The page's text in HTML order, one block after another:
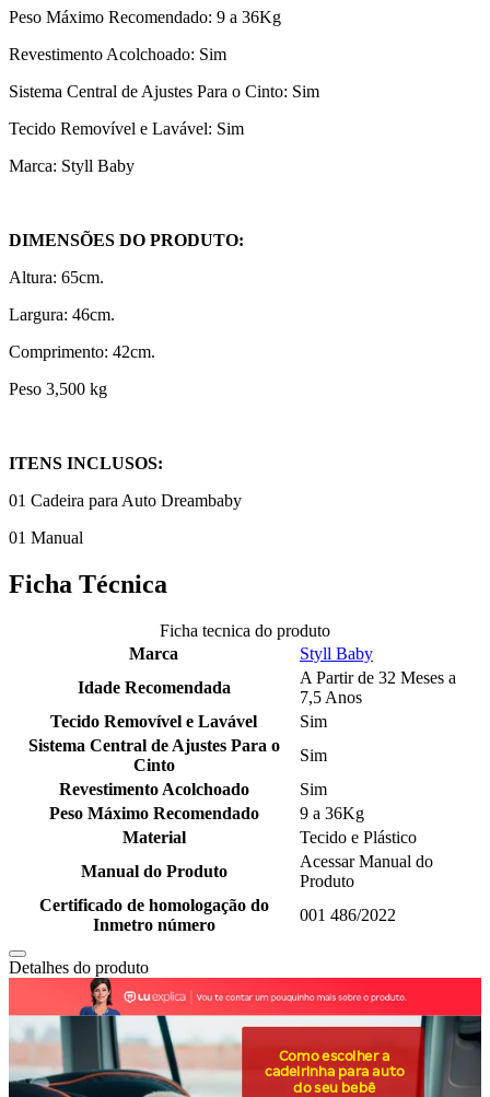
Peso Máximo Recomendado: 9 a 36Kg
Revestimento Acolchoado: Sim
Sistema Central de Ajustes Para o Cinto: Sim
Tecido Removível e Lavável: Sim
Marca: Styll Baby
DIMENSÕES DO PRODUTO:
Altura: 65cm.
Largura: 46cm.
Comprimento: 42cm.
Peso 3,500 kg
ITENS INCLUSOS:
01 Cadeira para Auto Dreambaby
01 Manual
Ficha Técnica
Ficha tecnica do produto
Marca
Styll Baby
Idade Recomendada
A Partir de 32 Meses a
7,5 Anos
Tecido Removível e Lavável
Sim
Sistema Central de Ajustes Para o
Cinto
Sim
Revestimento Acolchoado
Sim
Peso Máximo Recomendado
9 a 36Kg
Material
Tecido e Plástico
Manual do Produto
Acessar Manual do
Produto
Certificado de homologação do
Inmetro número
001 486/2022
Detalhes do produto